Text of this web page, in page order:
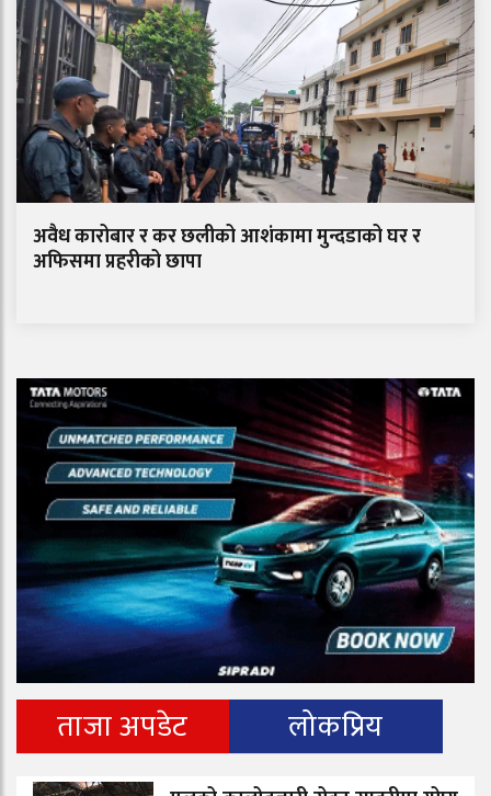
अवैध कारोबार र कर छलीको आशंकामा मुन्दडाको घर र
अफिसमा प्रहरीको छापा
ताजा अपडेट लोकप्रिय